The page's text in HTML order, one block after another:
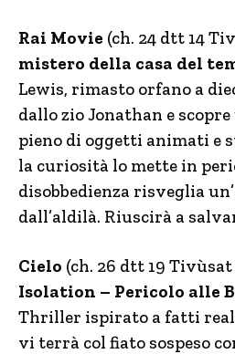
Rai Movie (ch. 24 dtt 14
mistero della casa del
Lewis, rimasto orfano a
dallo zio Jonathan e
pieno di oggetti animati e
la curiosità lo mette in
disobbedienza risveglia
dall’aldilà. Riuscirà a
Cielo (ch. 26 dtt 19 Tivùsat
Isolation – Pericolo alle
Thriller ispirato a fatti
vi terrà col fiato sospeso